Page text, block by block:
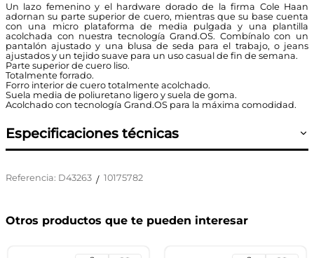
Un lazo femenino y el hardware dorado de la firma Cole Haan
adornan su parte superior de cuero, mientras que su base cuenta
con una micro plataforma de media pulgada y una plantilla
acolchada con nuestra tecnología Grand.OS. Combínalo con un
pantalón ajustado y una blusa de seda para el trabajo, o jeans
ajustados y un tejido suave para un uso casual de fin de semana.
Parte superior de cuero liso.
Totalmente forrado.
Forro interior de cuero totalmente acolchado.
Suela media de poliuretano ligero y suela de goma.
Acolchado con tecnología Grand.OS para la máxima comodidad.
Especificaciones técnicas
Referencia: D43263 / 10175782
Otros productos que te pueden interesar